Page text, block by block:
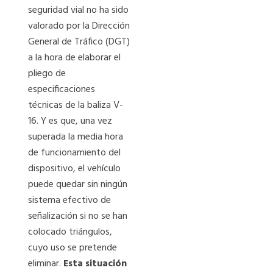
seguridad vial no ha sido
valorado por la Dirección
General de Tráfico (DGT)
a la hora de elaborar el
pliego de
especificaciones
técnicas de la baliza V-
16. Y es que, una vez
superada la media hora
de funcionamiento del
dispositivo, el vehículo
puede quedar sin ningún
sistema efectivo de
señalización si no se han
colocado triángulos,
cuyo uso se pretende
eliminar. Esta situación